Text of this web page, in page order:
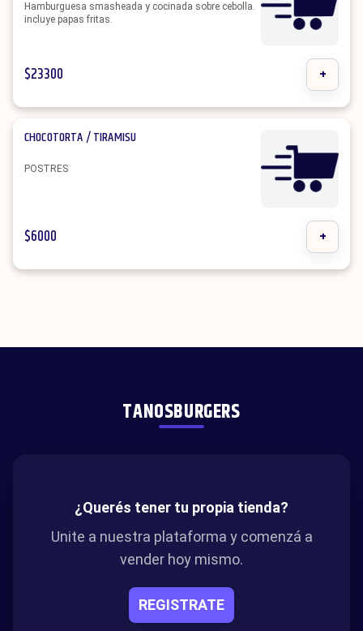
Hamburguesa smasheada y cocinada sobre cebolla.
incluye papas fritas.
$23300 +
CHOCOTORTA / TIRAMISU
POSTRES
$6000 +
TANOSBURGERS
¿Querés tener tu propia tienda?
Unite a nuestra plataforma y comenzá a
vender hoy mismo.
REGISTRATE